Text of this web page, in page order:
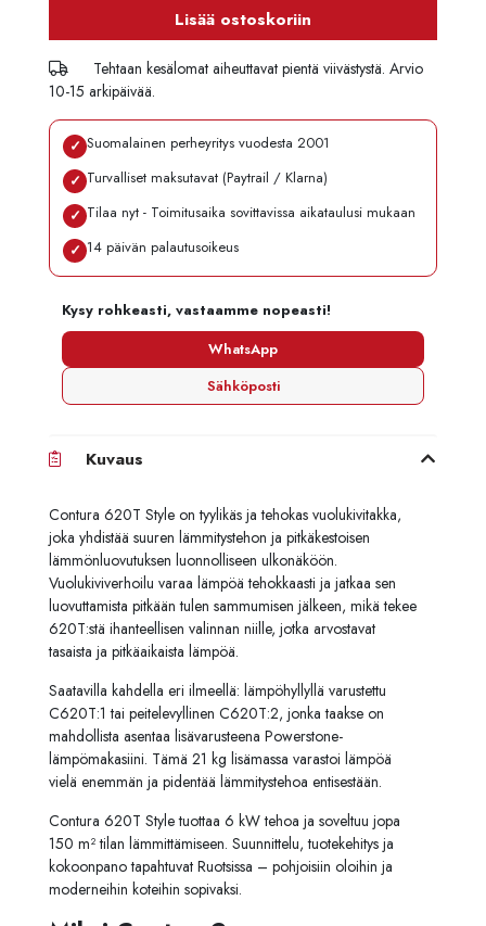
Lisää ostoskoriin
Tehtaan kesälomat aiheuttavat pientä viivästystä. Arvio
10-15 arkipäivää.
✓ Suomalainen perheyritys vuodesta 2001
✓ Turvalliset maksutavat (Paytrail / Klarna)
✓ Tilaa nyt - Toimitusaika sovittavissa aikataulusi mukaan
✓ 14 päivän palautusoikeus
Kysy rohkeasti, vastaamme nopeasti!
WhatsApp
Sähköposti
Kuvaus
Contura 620T Style on tyylikäs ja tehokas vuolukivitakka,
joka yhdistää suuren lämmitystehon ja pitkäkestoisen
lämmönluovutuksen luonnolliseen ulkonäköön.
Vuolukiviverhoilu varaa lämpöä tehokkaasti ja jatkaa sen
luovuttamista pitkään tulen sammumisen jälkeen, mikä tekee
620T:stä ihanteellisen valinnan niille, jotka arvostavat
tasaista ja pitkäaikaista lämpöä.
Saatavilla kahdella eri ilmeellä: lämpöhyllyllä varustettu
C620T:1 tai peitelevyllinen C620T:2, jonka taakse on
mahdollista asentaa lisävarusteena Powerstone-
lämpömakasiini. Tämä 21 kg lisämassa varastoi lämpöä
vielä enemmän ja pidentää lämmitystehoa entisestään.
Contura 620T Style tuottaa 6 kW tehoa ja soveltuu jopa
150 m² tilan lämmittämiseen. Suunnittelu, tuotekehitys ja
kokoonpano tapahtuvat Ruotsissa – pohjoisiin oloihin ja
moderneihin koteihin sopivaksi.